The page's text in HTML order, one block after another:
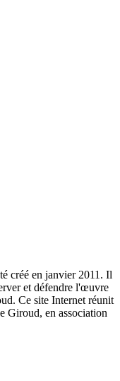
créé en janvier 2011. Il
et défendre l'œuvre
Ce site Internet réunit
Giroud, en association